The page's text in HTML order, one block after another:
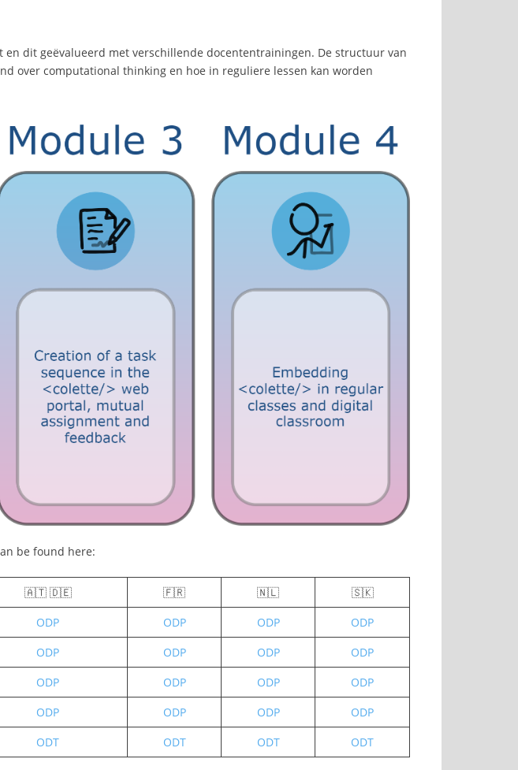
dit geëvalueerd met verschillende docententrainingen. De structuur van
over computational thinking en hoe in reguliere lessen kan worden
be found here:
🇦🇹 🇩🇪 🇫🇷 🇳🇱
🇸🇰
ODP ODP ODP
ODP
ODP ODP ODP
ODP
ODP ODP ODP
ODP
ODP ODP ODP
ODP
ODT ODT ODT ODT